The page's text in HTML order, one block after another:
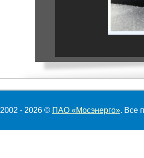
2002 - 2026 © ПАО «Мосэнерго». Все